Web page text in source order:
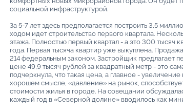
социальной инфраструктурой.
За 5-7 лет здесь предполагается построить 3,5
ходом идет строительство первого квартала.
этажа. Полностью первый квартал - а это 300 тысяч
года. Первая тысяча квартир уже выкуплена.
214 федеральным законом. Застройщик предлагает
цене 49,9 тысяч рублей за квадратный метр - это
подчеркнула, что такая цена, а главное -
хорошем смысле, «давление» на рынок,
стоимости жилья в городе. На совещании
каждый год в «Северной долине» вводилось как